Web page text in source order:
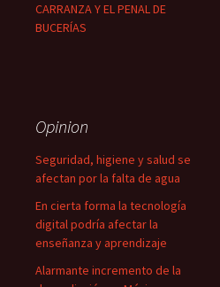
CARRANZA Y EL PENAL DE
BUCERÍAS
Opinion
Seguridad, higiene y salud se
afectan por la falta de agua
En cierta forma la tecnología
digital podría afectar la
enseñanza y aprendizaje
Alarmante incremento de la